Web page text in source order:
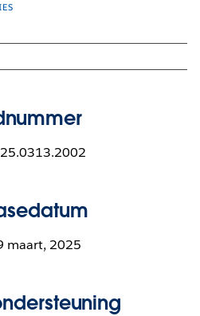
maart, 2025